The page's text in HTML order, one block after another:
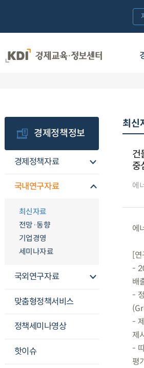
경제정책정보
경제정책자료
국내연구자료
최신자료
전망·동향
기업경영
세미나자료
국외연구자료
맞춤형정책서비스
정책세미나영상
핫이슈
최신
건
중
에
에
[연
-
배
-
-
제
-
평